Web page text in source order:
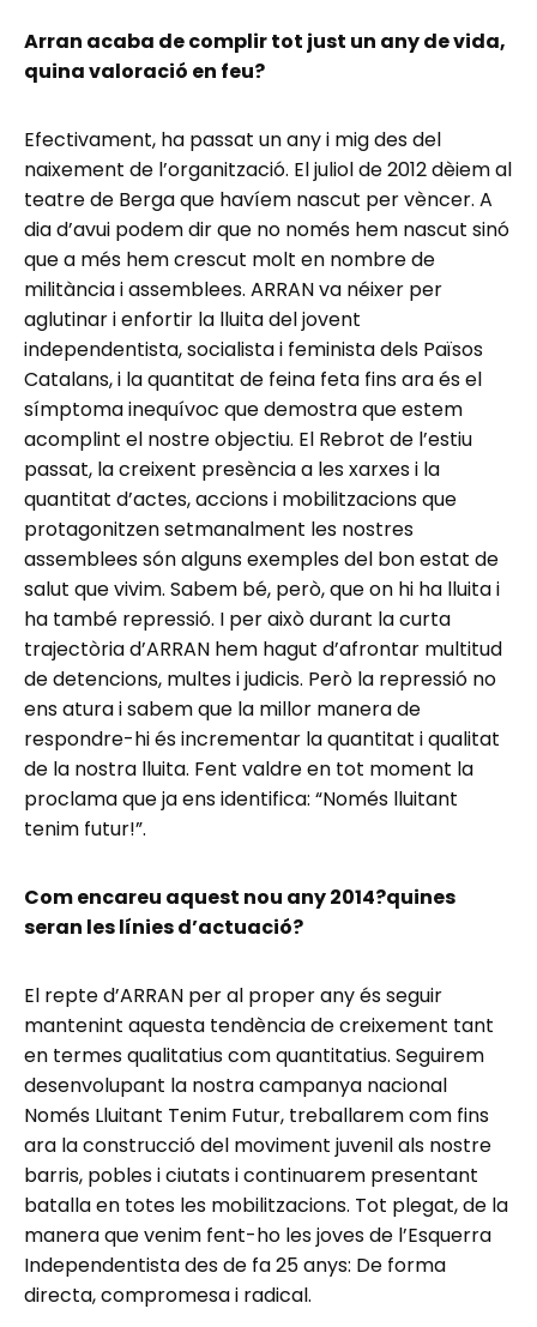
Arran acaba de complir tot just un any de vida,
quina valoració en feu?
Efectivament, ha passat un any i mig des del
naixement de l’organització. El juliol de 2012 dèiem al
teatre de Berga que havíem nascut per vèncer. A
dia d’avui podem dir que no només hem nascut sinó
que a més hem crescut molt en nombre de
militància i assemblees. ARRAN va néixer per
aglutinar i enfortir la lluita del jovent
independentista, socialista i feminista dels Països
Catalans, i la quantitat de feina feta fins ara és el
símptoma inequívoc que demostra que estem
acomplint el nostre objectiu. El Rebrot de l’estiu
passat, la creixent presència a les xarxes i la
quantitat d’actes, accions i mobilitzacions que
protagonitzen setmanalment les nostres
assemblees són alguns exemples del bon estat de
salut que vivim. Sabem bé, però, que on hi ha lluita i
ha també repressió. I per això durant la curta
trajectòria d’ARRAN hem hagut d’afrontar multitud
de detencions, multes i judicis. Però la repressió no
ens atura i sabem que la millor manera de
respondre-hi és incrementar la quantitat i qualitat
de la nostra lluita. Fent valdre en tot moment la
proclama que ja ens identifica: “Només lluitant
tenim futur!”.
Com encareu aquest nou any 2014?quines
seran les línies d’actuació?
El repte d’ARRAN per al proper any és seguir
mantenint aquesta tendència de creixement tant
en termes qualitatius com quantitatius. Seguirem
desenvolupant la nostra campanya nacional
Només Lluitant Tenim Futur, treballarem com fins
ara la construcció del moviment juvenil als nostre
barris, pobles i ciutats i continuarem presentant
batalla en totes les mobilitzacions. Tot plegat, de la
manera que venim fent-ho les joves de l’Esquerra
Independentista des de fa 25 anys: De forma
directa, compromesa i radical.